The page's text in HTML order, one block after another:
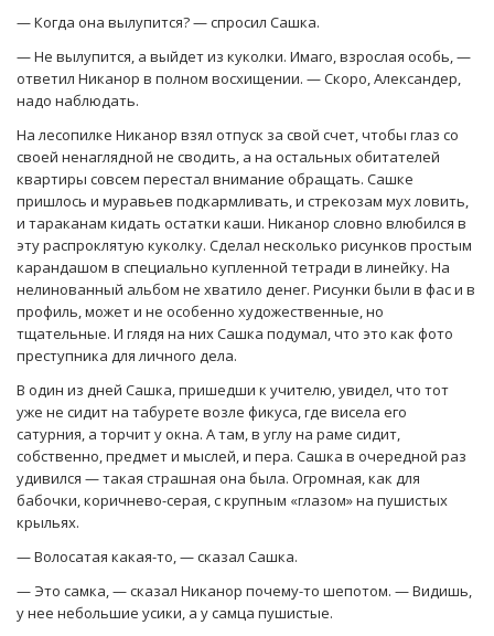
— Когда она вылупится? — спросил Сашка.
— Не вылупится, а выйдет из куколки. Имаго, взрослая особь, —
ответил Никанор в полном восхищении. — Скоро, Александер,
надо наблюдать.
На лесопилке Никанор взял отпуск за свой счет, чтобы глаз со
своей ненаглядной не сводить, а на остальных обитателей
квартиры совсем перестал внимание обращать. Сашке
пришлось и муравьев подкармливать, и стрекозам мух ловить,
и тараканам кидать остатки каши. Никанор словно влюбился в
эту распроклятую куколку. Сделал несколько рисунков простым
карандашом в специально купленной тетради в линейку. На
нелинованный альбом не хватило денег. Рисунки были в фас и в
профиль, может и не особенно художественные, но
тщательные. И глядя на них Сашка подумал, что это как фото
преступника для личного дела.
В один из дней Сашка, пришедши к учителю, увидел, что тот
уже не сидит на табурете возле фикуса, где висела его
сатурния, а торчит у окна. А там, в углу на раме сидит,
собственно, предмет и мыслей, и пера. Сашка в очередной раз
удивился — такая страшная она была. Огромная, как для
бабочки, коричнево-серая, с крупным «глазом» на пушистых
крыльях.
— Волосатая какая-то, — сказал Сашка.
— Это самка, — сказал Никанор почему-то шепотом. — Видишь,
у нее небольшие усики, а у самца пушистые.